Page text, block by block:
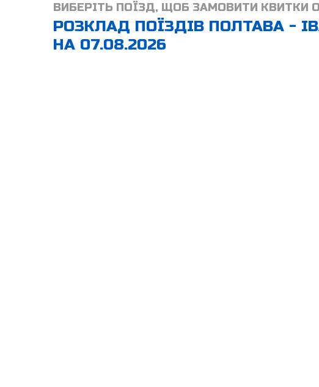
ВИБЕРІТЬ ПОЇЗД, ЩОБ ЗАМОВИТИ КВИТКИ
РОЗКЛАД ПОЇЗДІВ ПОЛТАВА -
НА 07.08.2026